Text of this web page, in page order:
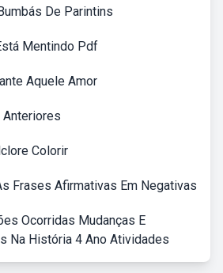
De Parintins
Mentindo Pdf
Aquele Amor
Anteriores
Colorir
Frases Afirmativas Em Negativas
Ocorridas Mudanças E
Na História 4 Ano Atividades